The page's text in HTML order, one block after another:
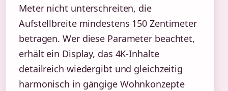
Meter nicht unterschreiten, die
Aufstellbreite mindestens 150 Zentimeter
betragen. Wer diese Parameter beachtet,
erhält ein Display, das 4K-Inhalte
detailreich wiedergibt und gleichzeitig
harmonisch in gängige Wohnkonzepte